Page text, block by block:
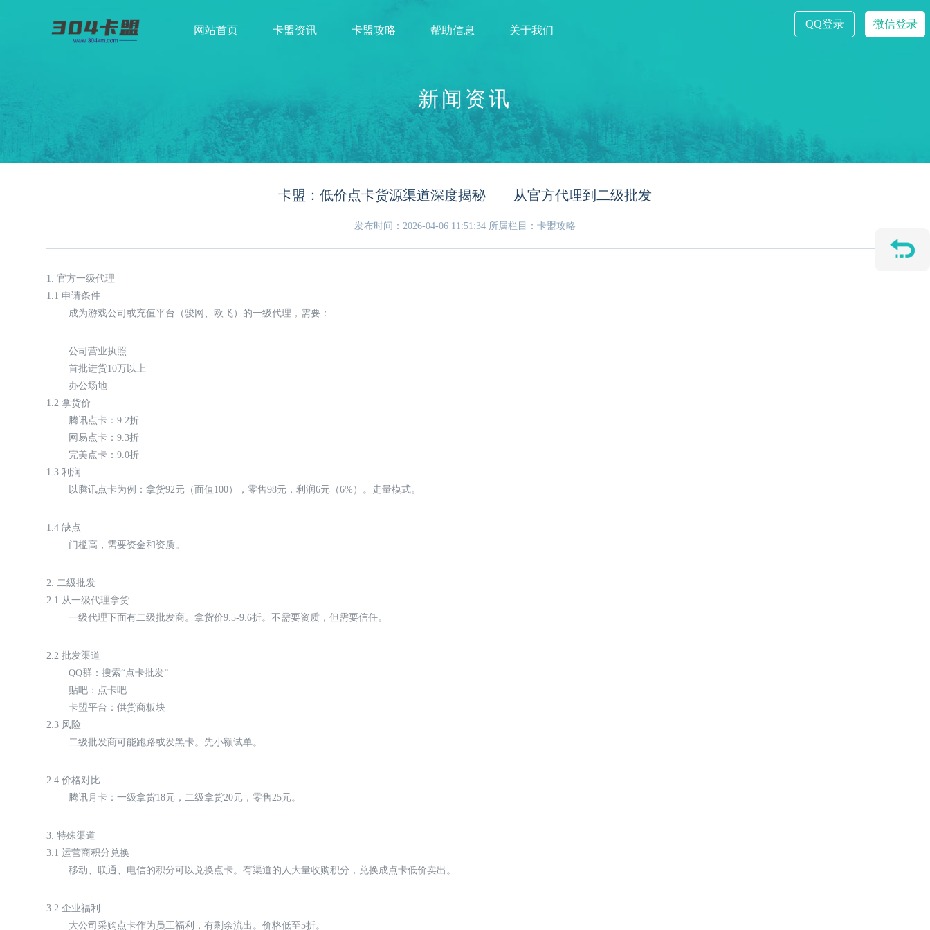
网站首页 卡盟资讯 卡盟攻略 帮助信息 关于我们
QQ登录 微信登录
新闻资讯
卡盟：低价点卡货源渠道深度揭秘——从官方代理到二级批发
发布时间：2026-04-06 11:51:34 所属栏目：卡盟攻略
1. 官方一级代理
1.1 申请条件
成为游戏公司或充值平台（骏网、欧飞）的一级代理，需要：
公司营业执照
首批进货10万以上
办公场地
1.2 拿货价
腾讯点卡：9.2折
网易点卡：9.3折
完美点卡：9.0折
1.3 利润
以腾讯点卡为例：拿货92元（面值100），零售98元，利润6元（6%）。走量模式。
1.4 缺点
门槛高，需要资金和资质。
2. 二级批发
2.1 从一级代理拿货
一级代理下面有二级批发商。拿货价9.5-9.6折。不需要资质，但需要信任。
2.2 批发渠道
QQ群：搜索“点卡批发”
贴吧：点卡吧
卡盟平台：供货商板块
2.3 风险
二级批发商可能跑路或发黑卡。先小额试单。
2.4 价格对比
腾讯月卡：一级拿货18元，二级拿货20元，零售25元。
3. 特殊渠道
3.1 运营商积分兑换
移动、联通、电信的积分可以兑换点卡。有渠道的人大量收购积分，兑换成点卡低价卖出。
3.2 企业福利
大公司采购点卡作为员工福利，有剩余流出。价格低至5折。